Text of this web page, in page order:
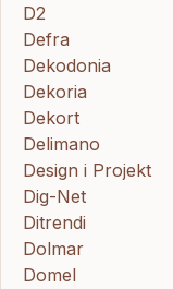
D2
Defra
Dekodonia
Dekoria
Dekort
Delimano
Design i Projekt
Dig-Net
Ditrendi
Dolmar
Domel